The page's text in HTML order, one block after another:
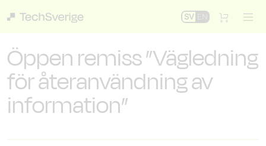
SV
Öppen remiss ”Vägledning
för återanvändning av
information”